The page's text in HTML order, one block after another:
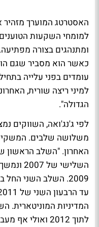
האסטרטג המוערך
למומחי השקעות
ומתנהגים בצורה
כאשר הוא מסביר שגם
עומדים בפני עלייה
למיני ריצה שורית,
הגדולה".
לפי ג'נג'ואה, השווקים
משלושה שלבים.
האחרון. "השלב הראשון
השלישי
המדיניות המוניטארית.
לתוך 2012 ואולי אף מעבר, אז השווקים יתרסקו".